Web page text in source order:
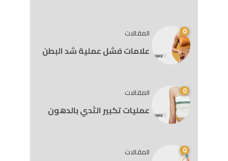
0 المقالات
علامات فشل عملية شد البطن
0 المقالات
عمليات تكبير الثدي بالدهون
0 المقالات